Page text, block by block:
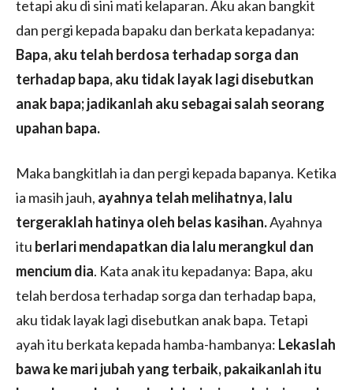
tetapi aku di sini mati kelaparan. Aku akan bangkit
dan pergi kepada bapaku dan berkata kepadanya:
Bapa, aku telah berdosa terhadap sorga dan
terhadap bapa, aku tidak layak lagi disebutkan
anak bapa; jadikanlah aku sebagai salah seorang
upahan bapa.
Maka bangkitlah ia dan pergi kepada bapanya. Ketika
ia masih jauh, ayahnya telah melihatnya, lalu
tergeraklah hatinya oleh belas kasihan.Ayahnya
itu berlari mendapatkan dia lalu merangkul dan
mencium dia. Kata anak itu kepadanya: Bapa, aku
telah berdosa terhadap sorga dan terhadap bapa,
aku tidak layak lagi disebutkan anak bapa. Tetapi
ayah itu berkata kepada hamba-hambanya: Lekaslah
bawa ke mari jubah yang terbaik, pakaikanlah itu